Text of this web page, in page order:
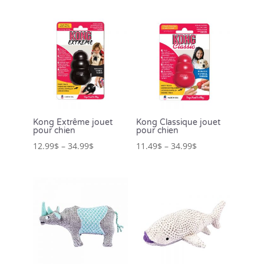
Kong Extrême jouet
pour chien
12.99$ – 34.99$
Kong Classique jouet
pour chien
11.49$ – 34.99$